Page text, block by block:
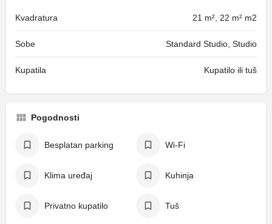
Kvadratura 21 m², 22 m² m2
Sobe Standard Studio, Studio
Kupatila Kupatilo ili tuš
Pogodnosti
Besplatan parking Wi-Fi
Klima uređaj Kuhinja
Privatno kupatilo Tuš